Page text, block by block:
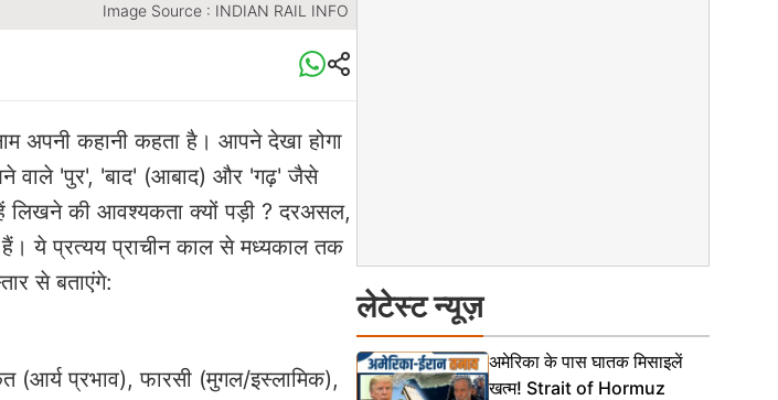
Image Source : INDIAN RAIL INFO
अपनी कहानी कहता है। आपने देखा होगा
वाले 'पुर', 'बाद' (आबाद) और 'गढ़' जैसे
लिखने की आवश्यकता क्यों पड़ी ? दरअसल,
हैं। ये प्रत्यय प्राचीन काल से मध्यकाल तक
से बताएंगे:
प्रभाव), फारसी (मुगल/इस्लामिक),
लेटेस्ट न्यूज़
अमेरिका के पास घातक मिसाइलें
खत्म! Strait of Hormuz